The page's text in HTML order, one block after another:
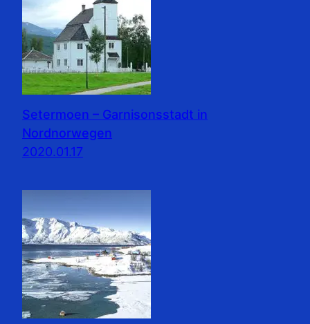
Setermoen – Garnisonsstadt in
Nordnorwegen
2020.01.17